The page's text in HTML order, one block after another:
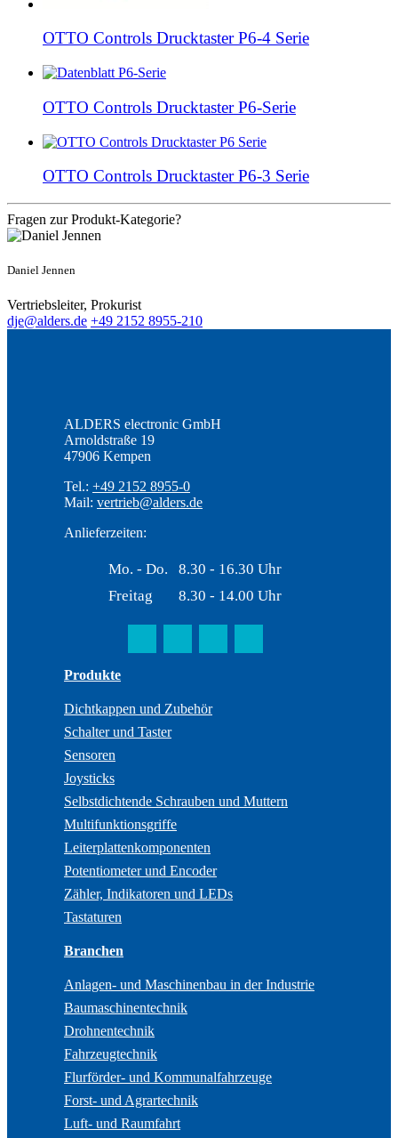
OTTO Controls Drucktaster P6-4 Serie
OTTO Controls Drucktaster P6-Serie
OTTO Controls Drucktaster P6-3 Serie
Fragen zur Produkt-Kategorie?
Daniel Jennen
Vertriebsleiter, Prokurist
dje@alders.de +49 2152 8955-210
ALDERS electronic GmbH
Arnoldstraße 19
47906 Kempen
Tel.: +49 2152 8955-0
Mail: vertrieb@alders.de
Anlieferzeiten:
Mo. - Do.
8.30 - 16.30 Uhr
Freitag
8.30 - 14.00 Uhr
Produkte
Dichtkappen und Zubehör
Schalter und Taster
Sensoren
Joysticks
Selbstdichtende Schrauben und Muttern
Multifunktionsgriffe
Leiterplattenkomponenten
Potentiometer und Encoder
Zähler, Indikatoren und LEDs
Tastaturen
Branchen
Anlagen- und Maschinenbau in der Industrie
Baumaschinentechnik
Drohnentechnik
Fahrzeugtechnik
Flurförder- und Kommunalfahrzeuge
Forst- und Agrartechnik
Luft- und Raumfahrt